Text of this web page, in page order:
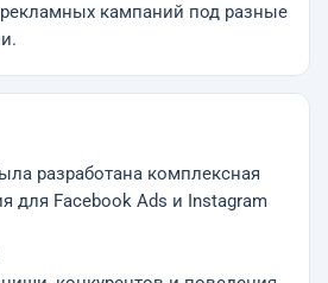
рекламных кампаний под разные
разработана комплексная
для Facebook Ads и Instagram